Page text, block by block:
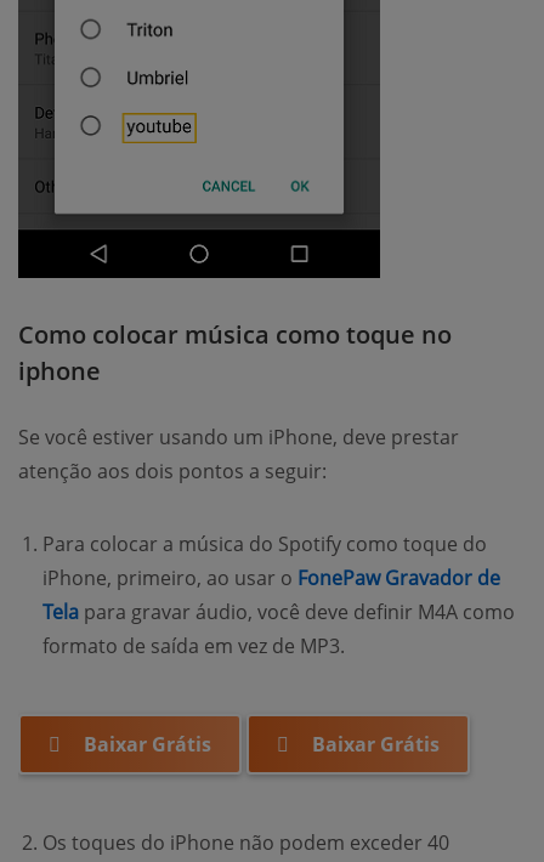
Como colocar música como toque no
iphone
Se você estiver usando um iPhone, deve prestar
atenção aos dois pontos a seguir:
Para colocar a música do Spotify como toque do
iPhone, primeiro, ao usar o FonePaw Gravador de
Tela (opens new window)
para gravar áudio, você deve definir M4A como
formato de saída em vez de MP3.
Baixar Grátis Baixar Grátis
Os toques do iPhone não podem exceder 40